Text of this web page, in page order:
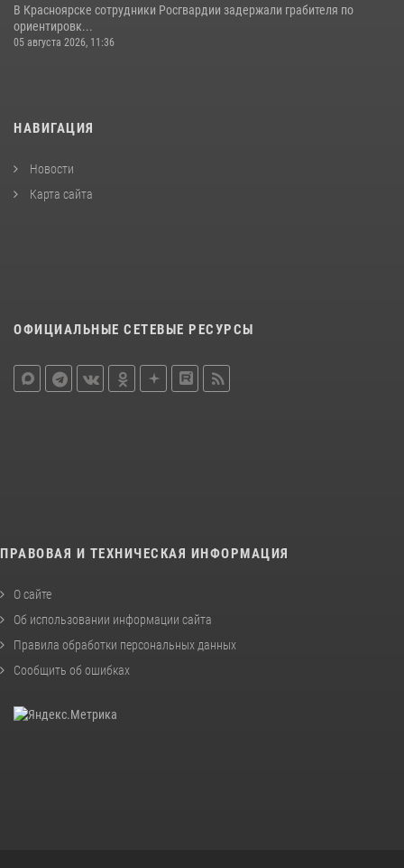
В Красноярске сотрудники Росгвардии задержали грабителя по
ориентировк...
05 августа 2026, 11:36
НАВИГАЦИЯ
Новости
Карта сайта
ОФИЦИАЛЬНЫЕ СЕТЕВЫЕ РЕСУРСЫ
ПРАВОВАЯ И ТЕХНИЧЕСКАЯ ИНФОРМАЦИЯ
О сайте
Об использовании информации сайта
Правила обработки персональных данных
Сообщить об ошибках